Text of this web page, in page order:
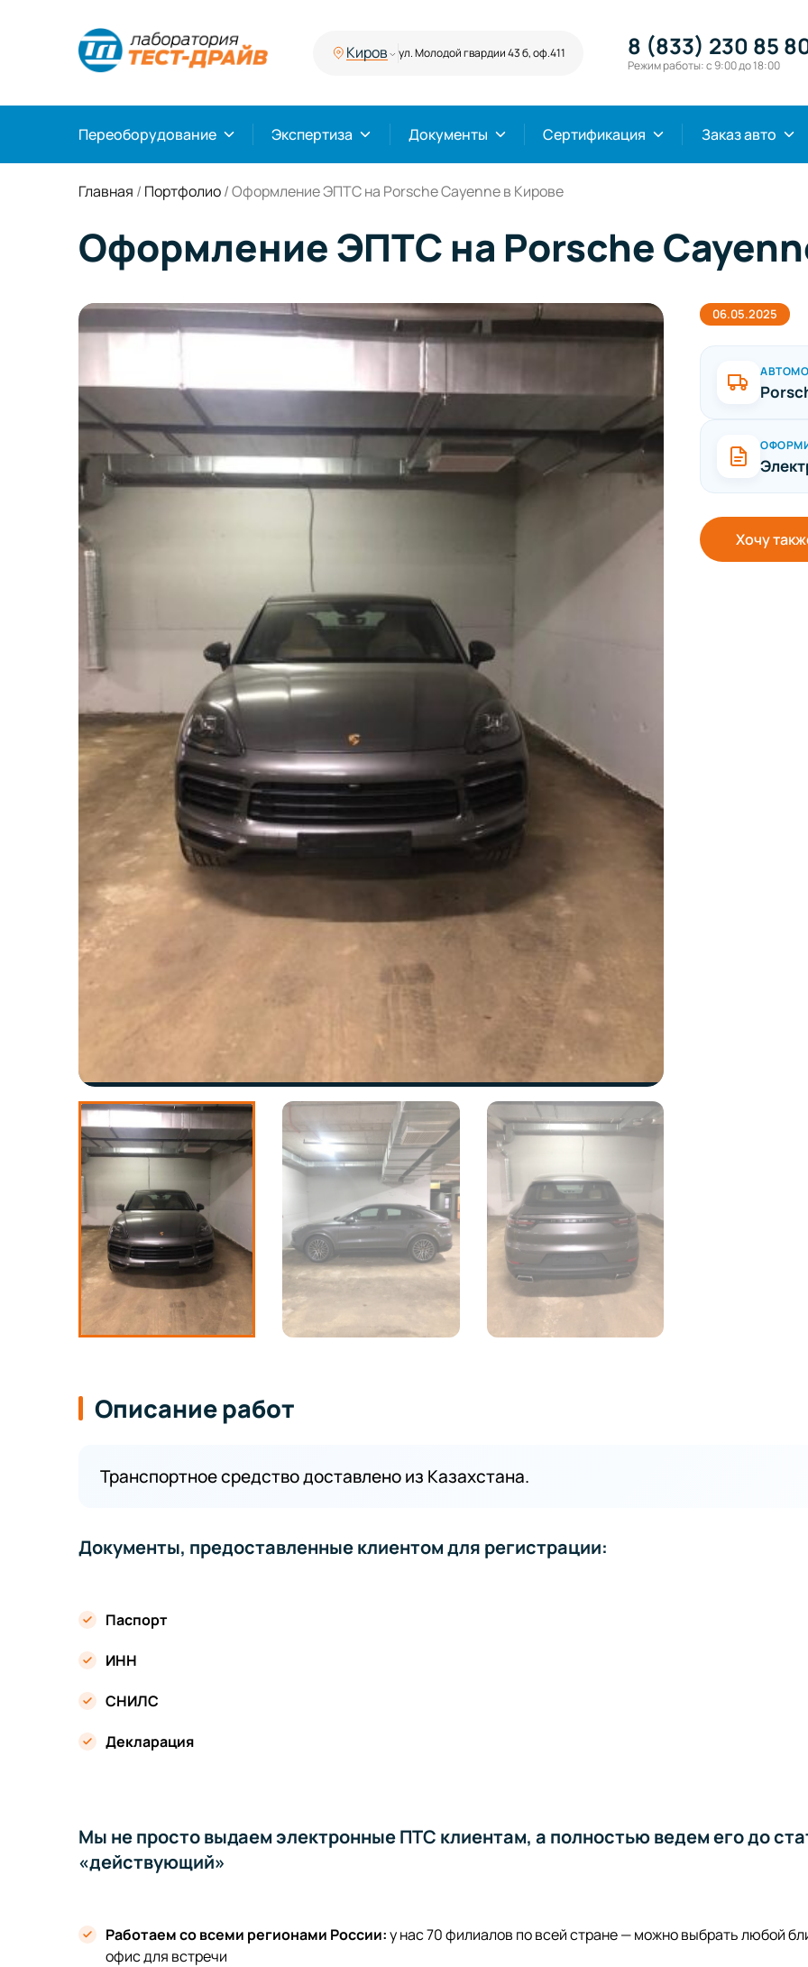
Киров ул. Молодой гвардии 43 б, оф.411 8 (833) 230 85
Режим работы: с 9:00 до 18:00
Переоборудование Экспертиза Документы Сертификация Заказ авто
Главная / Портфолио/Оформление ЭПТС на Porsche Cayenne в Кирове
Оформление ЭПТС на Porsche
06.05.2025
Хочу
Описание работ
Транспортное средство доставлено из Казахстана.
Документы, предоставленные клиентом для регистрации:
Паспорт
ИНН
СНИЛС
Декларация
Мы не просто выдаем электронные ПТС клиентам, а полностью ведем его до
«действующий»
Работаем со всеми регионами России:у нас 70 филиалов по всей стране — можно выбрать любой
офис для встречи